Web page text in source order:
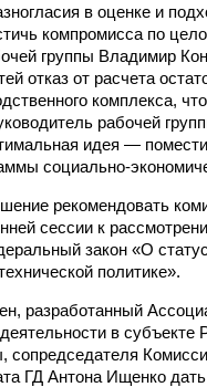
в оценке и
компромисса по
группы Владимир
отказ от расчета
комплекса,
рабочей
идея —
социально-
рекомендовать
сессии к
закон «О
политике».
разработанный
в субъекте
сопредседателя
ГД Антона Ищенко